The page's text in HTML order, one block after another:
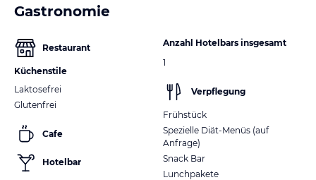
Gastronomie
Restaurant
Küchenstile
Laktosefrei
Glutenfrei
Cafe
Hotelbar
Anzahl Hotelbars insgesamt
1
Verpflegung
Frühstück
Spezielle Diät-Menüs (auf
Anfrage)
Snack Bar
Lunchpakete